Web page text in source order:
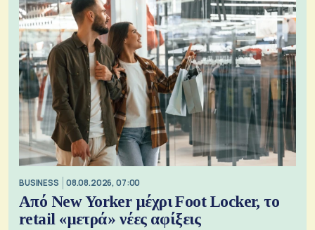
BUSINESS 08.08.2026, 07:00
Από New Yorker μέχρι Foot Locker, το
retail «μετρά» νέες αφίξεις